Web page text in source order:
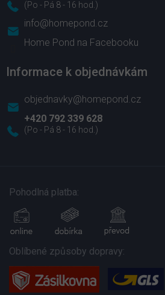
info@homepond.cz
Home Pond na Facebooku
Informace k objednávkám
objednavky@homepond.cz
+420 792 339 628
Pohodlná platba:
Oblíbené způsoby dopravy: